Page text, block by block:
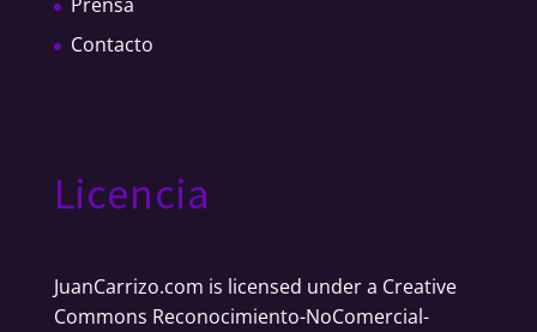
Contacto
Licencia
JuanCarrizo.com is licensed under a Creative
Commons Reconocimiento-NoComercial-